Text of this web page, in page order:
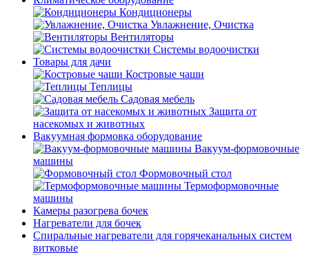
Кондиционеры
Увлажнение, Очистка
Вентиляторы
Системы водоочистки
Товары для дачи
Костровые чаши
Теплицы
Садовая мебель
Защита от
насекомых и животных
Вакуумная формовка оборудование
Вакуум-формовочные
машины
Формовочный стол
Термоформовочные
машины
Камеры разогрева бочек
Нагреватели для бочек
Спиральные нагреватели для горячеканальных систем
витковые